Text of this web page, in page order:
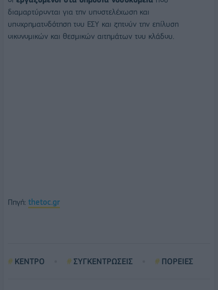
διαμαρτύρονται για την υποστελέχωση και
υποχρηματοδότηση του ΕΣΥ και ζητούν την επίλυση
οικονομικών και θεσμικών αιτημάτων του κλάδου.
Πηγή: thetoc.gr
ΚΕΝΤΡΟ ΣΥΓΚΕΝΤΡΩΣΕΙΣ ΠΟΡΕΙΕΣ